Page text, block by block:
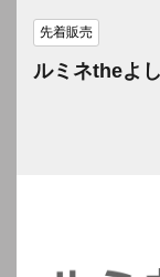
先着販売
ルミネtheよ